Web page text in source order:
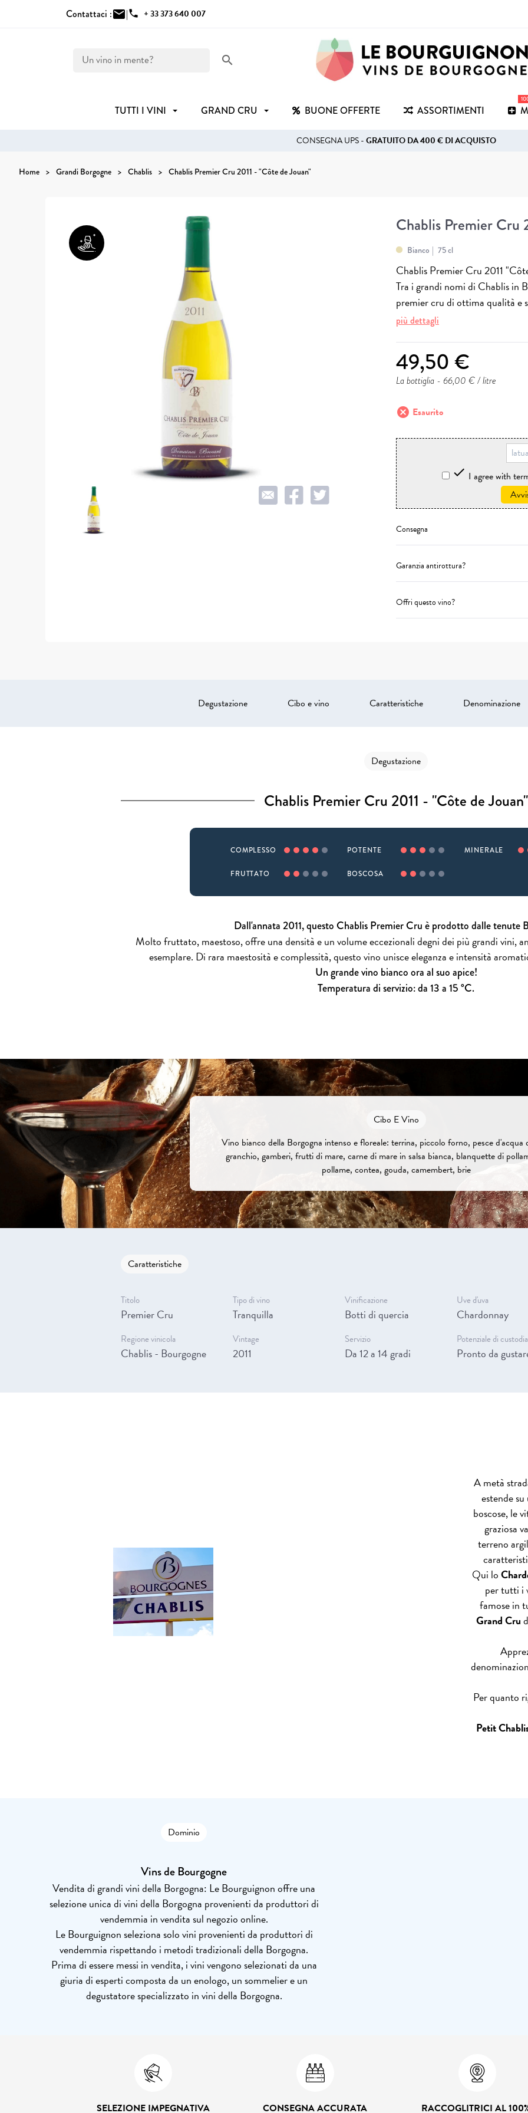
Contattaci :mail|phone + 33 373 640 007
search
TUTTI I VINI GRAND CRU BUONE OFFERTE ASSORTIMENTI
CONSEGNA UPS -GRATUITO DA 400 € DI ACQUISTO
Home Grandi Borgogne Chablis Chablis Premier Cru 2011 - "Côte de Jouan"
Chablis Premier Cru
Bianco 75 cl
Chablis Premier Cru 2011
Tra i grandi nomi di Chablis in
premier cru di ottima qualità e
più dettagli
49,50 €
La bottiglia - 66,00 € / litre
cancel Esaurito
 I agree with
Consegna
Garanzia antirottura?
Offri questo vino?
Degustazione Cibo e vino Caratteristiche Denominazione
Degustazione
Chablis Premier Cru 2011 - "Côte de Jouan"
COMPLESSO POTENTE MINERALE
FRUTTATO BOSCOSA
Dall'annata 2011, questo Chablis Premier Cru è prodotto dalle tenute
Molto fruttato, maestoso, offre una densità e un volume eccezionali degni dei più grandi vini,
esemplare. Di rara maestosità e complessità, questo vino unisce eleganza e intensità
Un grande vino bianco ora al suo apice!
Temperatura di servizio: da 13 a 15 °C.
Cibo E Vino
Vino bianco della Borgogna intenso e floreale: terrina, piccolo forno, pesce d'acqua
granchio, gamberi, frutti di mare, carne di mare in salsa bianca, blanquette di
pollame, contea, gouda, camembert, brie
Caratteristiche
Titolo
Premier Cru
Tipo di vino
Tranquilla
Vinificazione
Botti di quercia
Uve d'uva
Chardonnay
Regione vinicola
Chablis - Bourgogne
Vintage
2011
Servizio
Da 12 a 14 gradi
Potenziale di custodia
Pronto da
A metà
estende
boscose, le
graziosa
terreno
Qui lo
per tutti i
famose in
Grand Cru
Per quanto
Petit
Dominio
Vins de Bourgogne
Vendita di grandi vini della Borgogna: Le Bourguignon offre una
selezione unica di vini della Borgogna provenienti da produttori di
vendemmia in vendita sul negozio online.
Le Bourguignon seleziona solo vini provenienti da produttori di
vendemmia rispettando i metodi tradizionali della Borgogna.
Prima di essere messi in vendita, i vini vengono selezionati da una
giuria di esperti composta da un enologo, un sommelier e un
degustatore specializzato in vini della Borgogna.
SELEZIONE IMPEGNATIVA CONSEGNA ACCURATA RACCOGLITRICI AL